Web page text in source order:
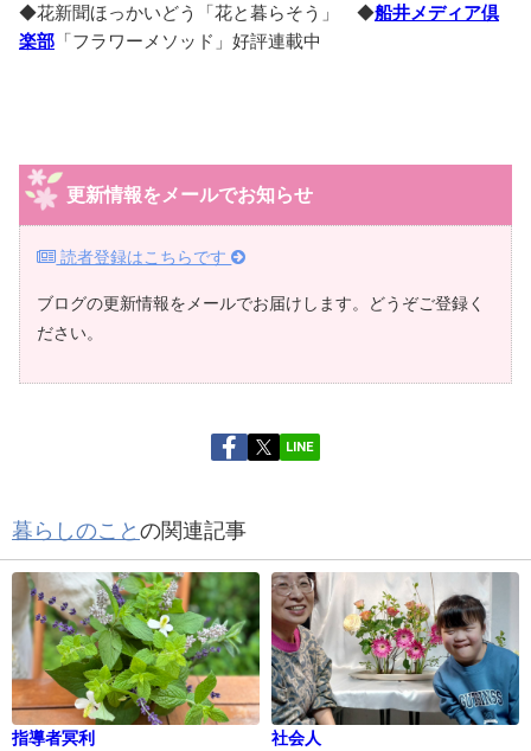
◆花新聞ほっかいどう「花と暮らそう」 ◆船井メディア倶
楽部 「フラワーメソッド」好評連載中
更新情報をメールでお知らせ
読者登録はこちらです
ブログの更新情報をメールでお届けします。どうぞご登録く
ださい。
LINE
暮らしのことの関連記事
指導者冥利 社会人